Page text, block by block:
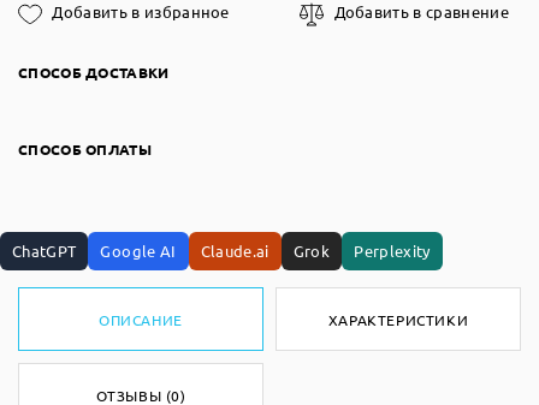
Добавить в избранное Добавить в сравнение
СПОСОБ ДОСТАВКИ
СПОСОБ ОПЛАТЫ
ChatGPT Google AI Claude.ai Grok Perplexity
ОПИСАНИЕ ХАРАКТЕРИСТИКИ
ОТЗЫВЫ (0)